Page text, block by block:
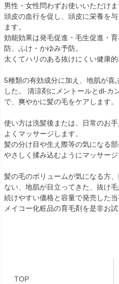
男性・女性問わずお使いいただけま
頭皮の血行を促し、頭皮に栄養を
ます。
効能効果は発毛促進・毛生促進・
防、ふけ・かゆみ予防。
太くてハリのある抜けにくい健康的
5種類の有効成分に加え、地肌が喜
した。 清涼剤にメントールとdl-カ
で、爽やかに髪の毛をケアします。
使い方は洗髪後または、日常のお
よくマッサージします。
髪の分け目や生え際等の気になる
やさしく揉み込むようにマッサージ
髪の毛のボリュームが気になる方
ない、地肌が目立ってきた、抜け毛
続けやすい価格と容量で発売した当
メイコー化粧品の育毛剤を是非お試
TOP